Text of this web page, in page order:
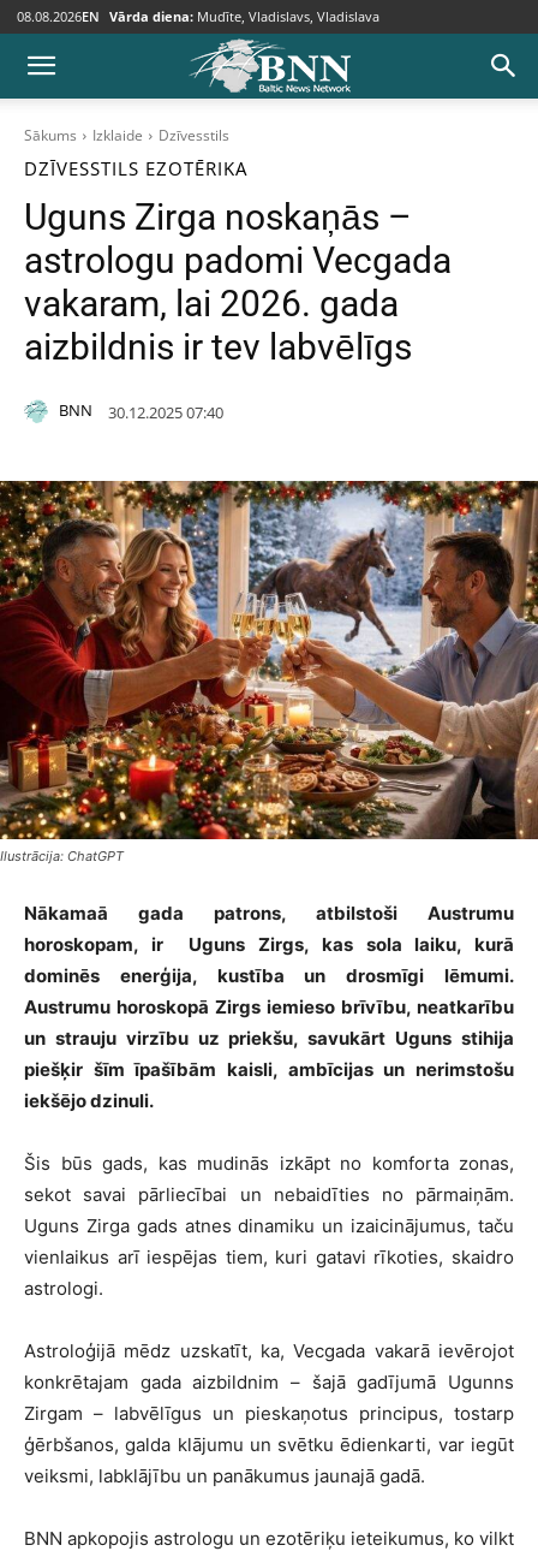
08.08.2026EN Vārda diena: Mudīte, Vladislavs, Vladislava
Sākums Izklaide Dzīvesstils
DZĪVESSTILS EZOTĒRIKA
Uguns Zirga noskaņās –
astrologu padomi Vecgada
vakaram, lai 2026. gada
aizbildnis ir tev labvēlīgs
BNN 30.12.2025 07:40
Ilustrācija: ChatGPT
Nākamaā gada patrons, atbilstoši Austrumu
horoskopam, ir Uguns Zirgs, kas sola laiku, kurā
dominēs enerģija, kustība un drosmīgi lēmumi.
Austrumu horoskopā Zirgs iemieso brīvību, neatkarību
un strauju virzību uz priekšu, savukārt Uguns stihija
piešķir šīm īpašībām kaisli, ambīcijas un nerimstošu
iekšējo dzinuli.
Šis būs gads, kas mudinās izkāpt no komforta zonas,
sekot savai pārliecībai un nebaidīties no pārmaiņām.
Uguns Zirga gads atnes dinamiku un izaicinājumus, taču
vienlaikus arī iespējas tiem, kuri gatavi rīkoties, skaidro
astrologi.
Astroloģijā mēdz uzskatīt, ka, Vecgada vakarā ievērojot
konkrētajam gada aizbildnim – šajā gadījumā Ugunns
Zirgam – labvēlīgus un pieskaņotus principus, tostarp
ģērbšanos, galda klājumu un svētku ēdienkarti, var iegūt
veiksmi, labklājību un panākumus jaunajā gadā.
BNN apkopojis astrologu un ezotēriķu ieteikumus, ko vilkt